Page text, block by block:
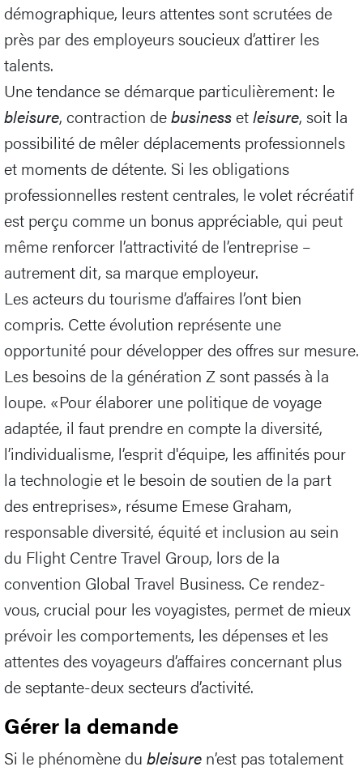
démographique, leurs attentes sont scrutées de
près par des employeurs soucieux d’attirer les
talents.
Une tendance se démarque particulièrement: le
bleisure, contraction debusinessetleisure, soit la
possibilité de mêler déplacements professionnels
et moments de détente. Si les obligations
professionnelles restent centrales, le volet récréatif
est perçu comme un bonus appréciable, qui peut
même renforcer l’attractivité de l’entreprise –
autrement dit, sa marque employeur.
Les acteurs du tourisme d’affaires l’ont bien
compris. Cette évolution représente une
opportunité pour développer des offres sur mesure.
Les besoins de la génération Z sont passés à la
loupe. «Pour élaborer une politique de voyage
adaptée, il faut prendre en compte la diversité,
l’individualisme, l’esprit d'équipe, les affinités pour
la technologie et le besoin de soutien de la part
des entreprises», résume Emese Graham,
responsable diversité, équité et inclusion au sein
du Flight Centre Travel Group, lors de la
convention Global Travel Business. Ce rendez-
vous, crucial pour les voyagistes, permet de mieux
prévoir les comportements, les dépenses et les
attentes des voyageurs d’affaires concernant plus
de septante-deux secteurs d’activité.
Gérer la demande
Si le phénomène du bleisure n’est pas totalement